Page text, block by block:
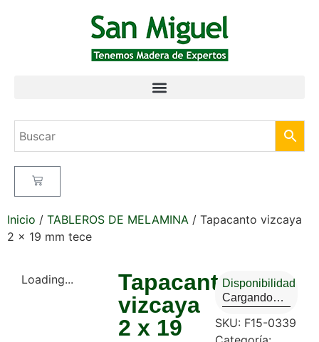
Inicio / TABLEROS DE MELAMINA / Tapacanto vizcaya
2 x 19 mm tece
Loading...
Tapacanto
vizcaya
2 x 19
Disponibilidad
Cargando…
SKU: F15-0339